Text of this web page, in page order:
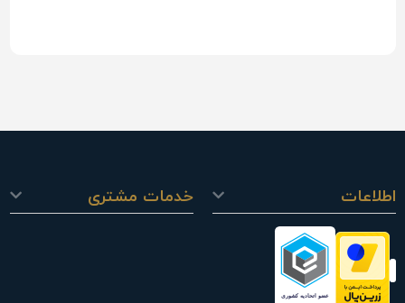
اطلاعات خدمات مشتری